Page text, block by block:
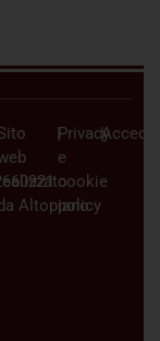
Altopiano
|Privacy
e
cookie
policy
|